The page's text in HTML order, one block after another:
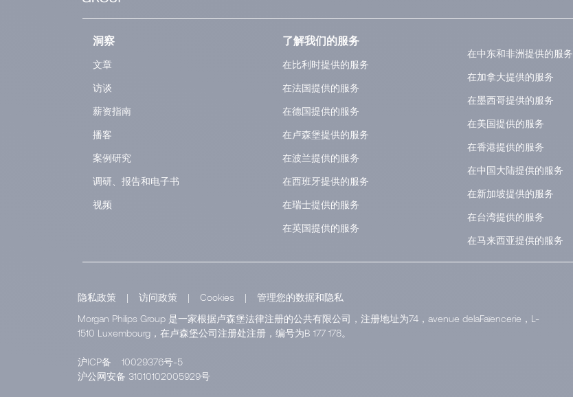
洞察
文章
访谈
薪资指南
播客
案例研究
调研、报告和电子书
视频
了解我们的服务
在比利时提供的服务
在法国提供的服务
在德国提供的服务
在卢森堡提供的服务
在波兰提供的服务
在西班牙提供的服务
在瑞士提供的服务
在英国提供的服务
在中东和非洲提供的服务
在加拿大提供的服务
在墨西哥提供的服务
在美国提供的服务
在香港提供的服务
在中国大陆提供的服务
在新加坡提供的服务
在台湾提供的服务
在马来西亚提供的服务
隐私政策 | 访问政策 | Cookies |
管理您的数据和隐私
Morgan Philips Group 是一家根据卢森堡法律注册的公共有限公司，注册地址为74，avenue delaFaïencerie，L-
1510 Luxembourg，在卢森堡公司注册处注册，编号为B 177 178。
沪ICP备
10029376号-5
沪公网安备 31010102005929号